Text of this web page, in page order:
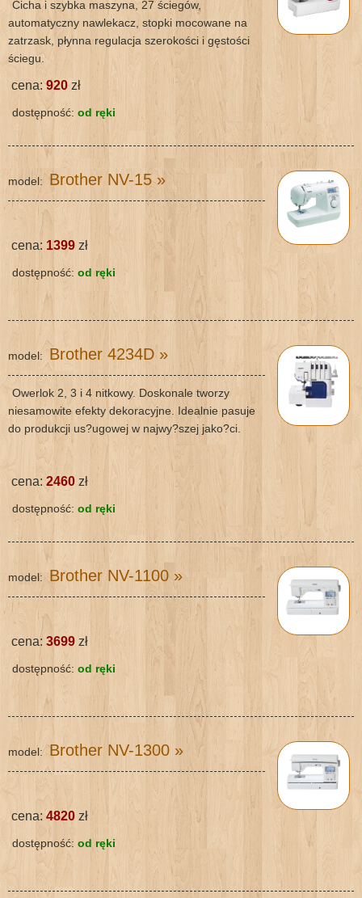
Cicha i szybka maszyna, 27 ściegów,
automatyczny nawlekacz, stopki mocowane na
zatrzask, płynna regulacja szerokości i gęstości
ściegu.
cena:920 zł
dostępność: od ręki
model: Brother NV-15 »
cena: 1399 zł
dostępność: od ręki
model: Brother 4234D »
Owerlok 2, 3 i 4 nitkowy. Doskonale tworzy
niesamowite efekty dekoracyjne. Idealnie pasuje
do produkcji us?ugowej w najwy?szej jako?ci.
cena: 2460 zł
dostępność: od ręki
model: Brother NV-1100 »
cena: 3699 zł
dostępność: od ręki
model: Brother NV-1300 »
cena: 4820 zł
dostępność: od ręki